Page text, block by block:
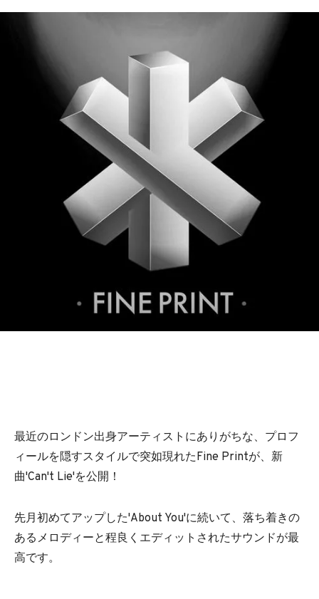
最近のロンドン出身アーティストにありがちな、プロフ
ィールを隠すスタイルで突如現れたFine Printが、新
曲'Can't Lie'を公開！
先月初めてアップした'About You'に続いて、落ち着きの
あるメロディーと程良くエディットされたサウンドが最
高です。